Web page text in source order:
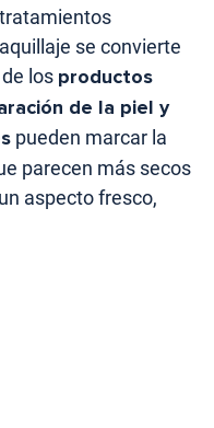
se convierte
los productos
de la piel y
pueden marcar la
parecen más secos
aspecto fresco,